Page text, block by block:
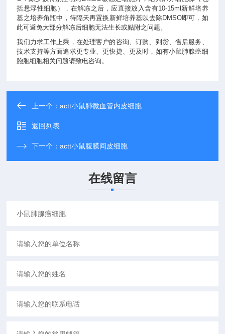
括悬浮性细胞），在解冻之后，应直接放入含有10-15ml新鲜培养
基之培养角瓶中，待隔天再置换新鲜培养基以去除DMSO即可，如
此可避免大部分解冻后细胞无法生长或贴附之问题。
我们力求工作上乘，在处理客户的咨询、订购、到货、售后服务、
技术支持等方面追求更专业、更快捷、更及时，如有小鼠肺腺癌细
胞胞细胞相关问题请致电咨询。
上一个：actt小鼠肺微血管内皮细胞
返回列表
下一个：actt小鼠腹膜间皮细胞
在线留言